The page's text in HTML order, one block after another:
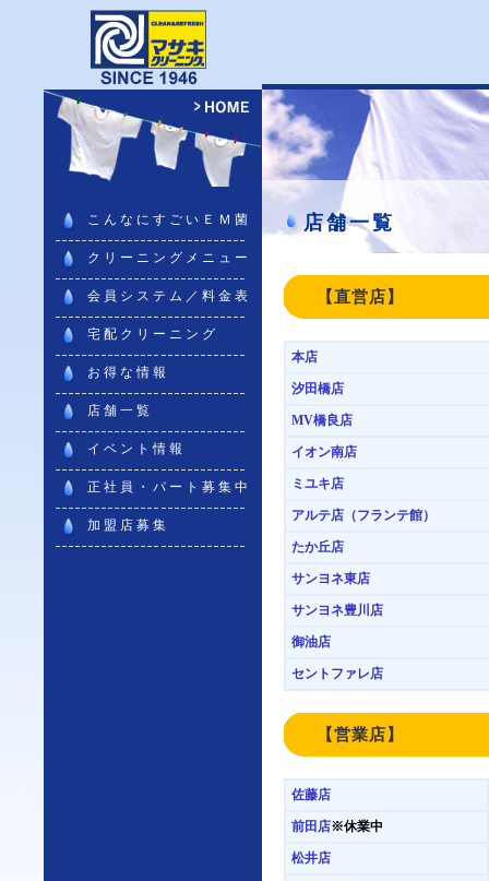
こんなにすごいＥＭ菌
クリーニングメニュー
会員システム／料金表
宅配クリーニング
お得な情報
店舗一覧
イベント情報
正社員・パート募集中
加盟店募集
店舗一覧
【直営店】
本店
汐田橋店
MV橋良店
イオン南店
ミユキ店
アルテ店（フランテ館）
たか丘店
サンヨネ東店
サンヨネ豊川店
御油店
セントファレ店
【営業店】
佐藤店
前田店※休業中
松井店